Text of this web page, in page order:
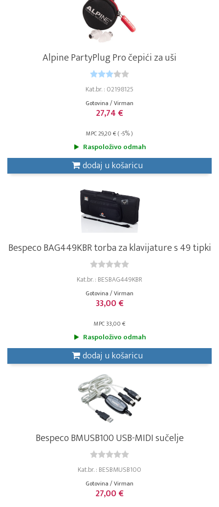
Alpine PartyPlug Pro čepići za uši
Kat.br. : 02198125
Gotovina / Virman
27,74 €
MPC 29,20 € ( -5% )
Raspoloživo odmah
dodaj u košaricu
Bespeco BAG449KBR torba za klavijature s 49 tipki
Kat.br. : BESBAG449KBR
Gotovina / Virman
33,00 €
MPC 33,00 €
Raspoloživo odmah
dodaj u košaricu
Bespeco BMUSB100 USB-MIDI sučelje
Kat.br. : BESBMUSB100
Gotovina / Virman
27,00 €